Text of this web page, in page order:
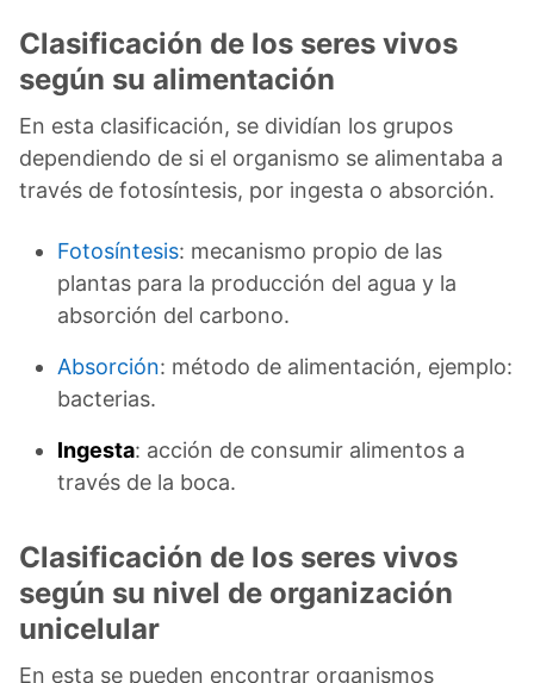
Clasificación de los seres vivos
según su alimentación
En esta clasificación, se dividían los grupos
dependiendo de si el organismo se alimentaba a
través de fotosíntesis, por ingesta o absorción.
Fotosíntesis: mecanismo propio de las
plantas para la producción del agua y la
absorción del carbono.
Absorción: método de alimentación, ejemplo:
bacterias.
Ingesta: acción de consumir alimentos a
través de la boca.
Clasificación de los seres vivos
según su nivel de organización
unicelular
En esta se pueden encontrar organismos